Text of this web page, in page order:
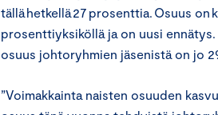
tällä hetkellä 27 prosenttia. Osuus
prosenttiyksiköllä ja on uusi
osuus johtoryhmien jäsenistä on jo
”Voimakkainta naisten osuuden